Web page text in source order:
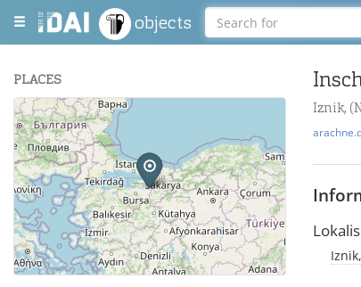
objects
PLACES
+
−
Leaflet| Maps and Data © OpenStreetMap.
Iznik,